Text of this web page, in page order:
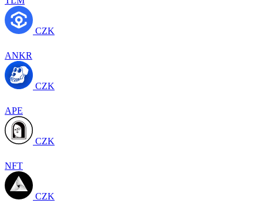
CZK
ANKR
CZK
APE
CZK
NFT
CZK